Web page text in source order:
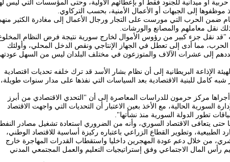
أو ميدانية للجنود فقط أو بإعطائهم الأولية، وحتى المؤسسات التي ليس
إلى الجبهات أو الأعمال الأمنية، بحسب التركاوي.
ضمن الحرب التي مورست على التجار ورجال الأعمال إلى مغادرة الكثير
نقل معاملهم والمصانع والورشات.
"قد نقل جزء كبير من رؤوس الأموال لخارج سورية نتيجة فرض النظام
مما أدى إلى تعطل في الجهاز الإنتاجي ونقص الدخل المحلي، وأولئك
إلى عشرات الآلاف والمتوزعون في مختلف البلدان ليس من السهل
الإذاعة البريطانية إلى أن نظام بشار الأسد قد ترك خلفه تحديات اقتصادية
شبه كامل للبنية الاقتصادية بعد السياسات التي نفذها على مدار سنوات طويلة،
مركز حرمون للدراسات المعاصرة إلى أن "التحدي الاقتصادي من أبرز
السورية الحالية، مع الأخذ بعين الاعتبار أن التحديات التي واجهت الاقتصاد
تطور الدولة السورية منذ نشأتها".
حتى يتعافى الاقتصاد السوري، وأنه من الضروري استعادة تشغيل مصادر النفط
الطبيعية، وتطوير القطاع الزراعي باعتباره ركيزة أساسية للاقتصاد الوطني،
من خلال دعم عودة المهجرين داخليا واستقطاب القدرات المهاجرة خارج
رأس المال الاجتماعي وفق إستراتيجيات التعليم والعمل المجتمعي المدني